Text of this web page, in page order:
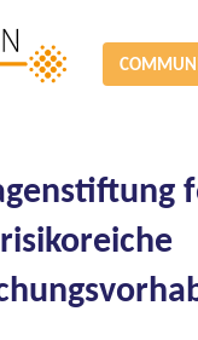
risikoreiche